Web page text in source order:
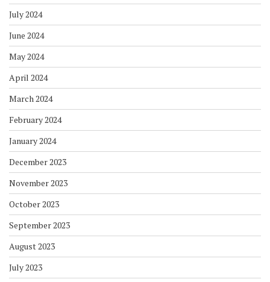
July 2024
June 2024
May 2024
April 2024
March 2024
February 2024
January 2024
December 2023
November 2023
October 2023
September 2023
August 2023
July 2023